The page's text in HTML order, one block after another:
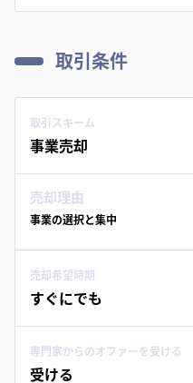
取引条件
取引スキーム
事業売却
売却理由
事業の選択と集中
売却希望時期
すぐにでも
専門家からのオファーを受ける
受ける